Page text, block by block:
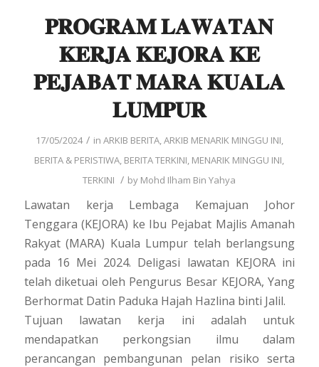
𝐏𝐑𝐎𝐆𝐑𝐀𝐌 𝐋𝐀𝐖𝐀𝐓𝐀𝐍
𝐊𝐄𝐑𝐉𝐀 𝐊𝐄𝐉𝐎𝐑𝐀 𝐊𝐄
𝐏𝐄𝐉𝐀𝐁𝐀𝐓 𝐌𝐀𝐑𝐀 𝐊𝐔𝐀𝐋𝐀
𝐋𝐔𝐌𝐏𝐔𝐑
17/05/2024 / in ARKIB BERITA,ARKIB MENARIK MINGGU INI,
BERITA & PERISTIWA, BERITA TERKINI, MENARIK MINGGU INI,
TERKINI / by Mohd Ilham Bin Yahya
Lawatan kerja Lembaga Kemajuan Johor
Tenggara (KEJORA) ke Ibu Pejabat Majlis Amanah
Rakyat (MARA) Kuala Lumpur telah berlangsung
pada 16 Mei 2024. Deligasi lawatan KEJORA ini
telah diketuai oleh Pengurus Besar KEJORA, Yang
Berhormat Datin Paduka Hajah Hazlina binti Jalil.
Tujuan lawatan kerja ini adalah untuk
mendapatkan perkongsian ilmu dalam
perancangan pembangunan pelan risiko serta